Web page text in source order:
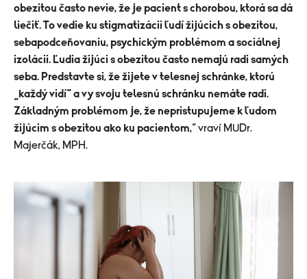
obezitou často nevie, že je pacient s chorobou, ktorá sa dá
liečiť. To vedie ku stigmatizácii ľudí žijúcich s obezitou,
sebapodceňovaniu, psychickým problémom a sociálnej
izolácii. Ľudia žijúci s obezitou často nemajú radi samých
seba. Predstavte si, že žijete v telesnej schránke, ktorú
„každý vidí“ a vy svoju telesnú schránku nemáte radi.
Základným problémom je, že nepristupujeme k ľudom
žijúcim s obezitou ako ku pacientom,“ vraví MUDr.
Majerčák, MPH.